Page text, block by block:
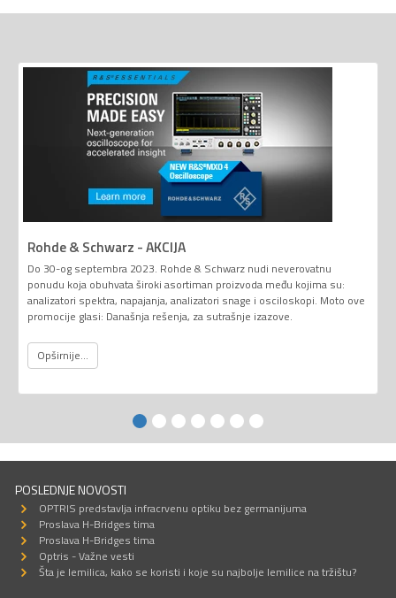
Rohde & Schwarz - AKCIJA
Do 30-og septembra 2023. Rohde & Schwarz nudi neverovatnu
ponudu koja obuhvata široki asortiman proizvoda među kojima su:
analizatori spektra, napajanja, analizatori snage i osciloskopi. Moto ove
promocije glasi: Današnja rešenja, za sutrašnje izazove.
Opširnije...
POSLEDNJE NOVOSTI
OPTRIS predstavlja infracrvenu optiku bez germanijuma
Proslava H-Bridges tima
Proslava H-Bridges tima
Optris - Važne vesti
Šta je lemilica, kako se koristi i koje su najbolje lemilice na tržištu?